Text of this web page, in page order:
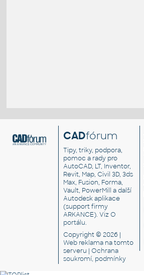
CADfórum
Tipy, triky, podpora,
pomoc a rady pro
AutoCAD, LT, Inventor,
Revit, Map, Civil 3D, 3ds
Max, Fusion, Forma,
Vault, PowerMill a další
Autodesk aplikace
(support firmy
ARKANCE). VizO
portálu.
Copyright © 2026 |
Web reklama na tomto
serveru |Ochrana
soukromí, podmínky